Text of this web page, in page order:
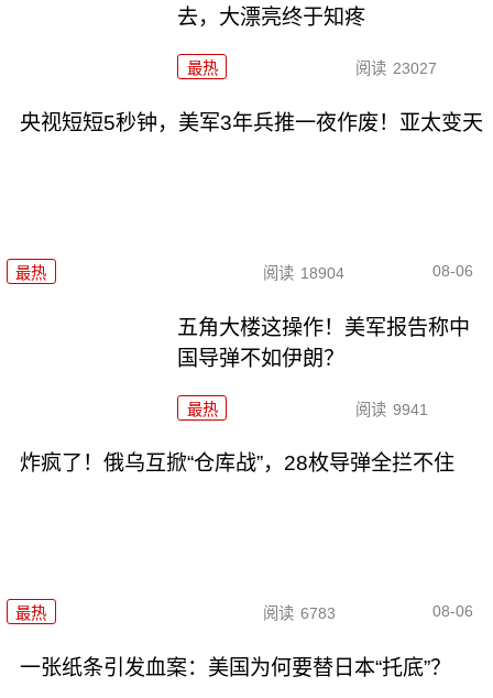
去，大漂亮终于知疼
最热 阅读 23027
央视短短5秒钟，美军3年兵推一夜作废！亚太变天
最热 阅读 18904 08-06
五角大楼这操作！美军报告称中
国导弹不如伊朗？
最热 阅读 9941
炸疯了！俄乌互掀“仓库战”，28枚导弹全拦不住
最热 阅读 6783 08-06
一张纸条引发血案：美国为何要替日本“托底”？